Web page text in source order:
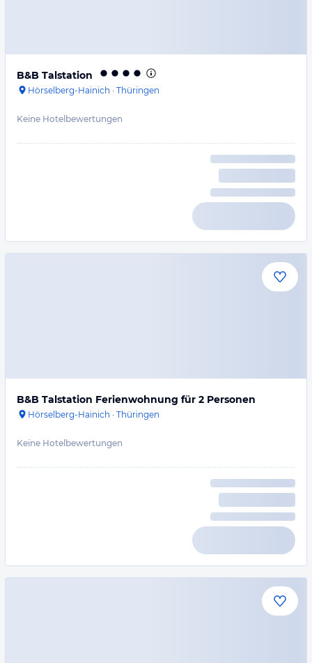
B&B Talstation
Hörselberg-Hainich · Thüringen
Keine Hotelbewertungen
B&B Talstation Ferienwohnung für 2 Personen
Hörselberg-Hainich · Thüringen
Keine Hotelbewertungen